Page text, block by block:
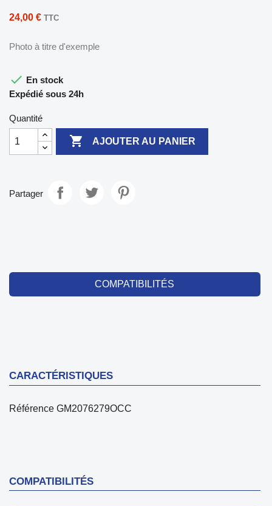
24,00 € TTC
Photo à titre d'exemple
 En stock
Expédié sous 24h
Quantité
 AJOUTER AU PANIER
Partager
COMPATIBILITÉS
CARACTÉRISTIQUES
Référence GM2076279OCC
COMPATIBILITÉS